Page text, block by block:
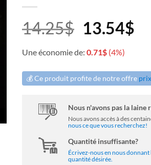
14.25$ Le
prix
initial
était :
14.25$.
13.54$Le
Une économie de: 0.71$ (4%)
💰 Ce produit profite de notre offre
Nous n'avons pas la laine
Nous avons accès à des
nous ce que vous recherchez!
Quantité insuffisante?
Écrivez-nous en nous donnant
quantité désirée.